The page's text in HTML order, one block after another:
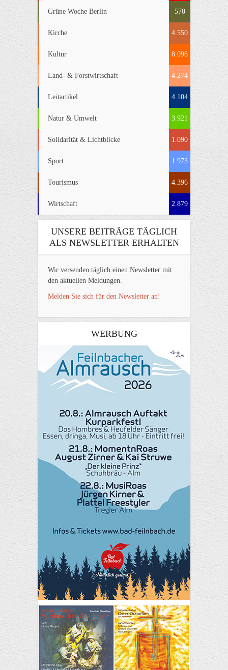
Grüne Woche Berlin 570
Kirche 4.550
Kultur 8.096
Land- & Forstwirtschaft 4.274
Leitartikel 4.104
Natur & Umwelt 3.921
Solidarität & Lichtblicke 1.090
Sport 1.973
Tourismus 4.396
Wirtschaft 2.879
UNSERE BEITRÄGE TÄGLICH
ALS NEWSLETTER ERHALTEN
Wir versenden täglich einen Newsletter mit
den aktuellen Meldungen.
Melden Sie sich für den Newsletter an!
WERBUNG